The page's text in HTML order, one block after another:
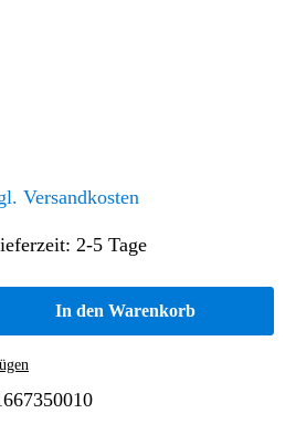
Versandkosten
2-5 Tage
In den Warenkorb